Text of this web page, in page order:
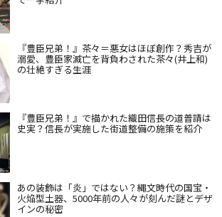
『豊臣兄弟！』茶々＝悪女はほぼ創作？秀吉が
溺愛、豊臣家滅亡を背負わされた茶々(井上和)
の壮絶すぎる生涯
『豊臣兄弟！』で描かれた織田信長の道普請は
史実？信長が実施した街道整備の施策を紹介
あの装飾は「炎」ではない？縄文時代の国宝・
火焔型土器、5000年前の人々が刻んだ謎とデザ
インの秘密